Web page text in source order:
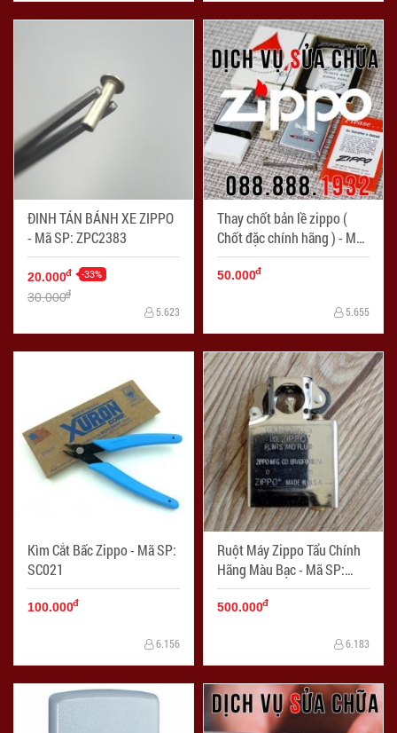
ĐINH TÁN BÁNH XE ZIPPO
- Mã SP: ZPC2383
20.000đ -33%
30.000đ
5.623
Thay chốt bản lề zippo (
Chốt đặc chính hãng ) - Mã
SP: SC004
50.000đ
5.655
Kìm Cắt Bấc Zippo - Mã SP:
SC021
100.000đ
6.156
Ruột Máy Zippo Tẩu Chính
Hãng Màu Bạc - Mã SP:
ZPC1310
500.000đ
6.183